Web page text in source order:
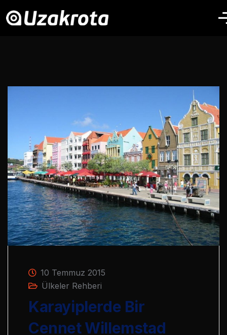
10 Temmuz 2015
Ülkeler Rehberi
Karayiplerde Bir
Cennet Willemstad